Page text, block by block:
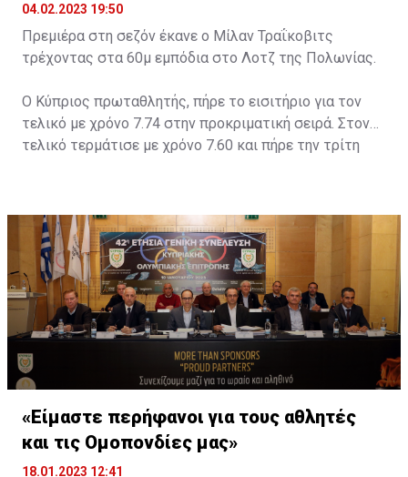
04.02.2023 19:50
Πρεμιέρα στη σεζόν έκανε ο Μίλαν Τραΐκοβιτς
τρέχοντας στα 60μ εμπόδια στο Λοτζ της Πολωνίας.
Ο Κύπριος πρωταθλητής, πήρε το εισιτήριο για τον
τελικό με χρόνο 7.74 στην προκριματική σειρά. Στον
τελικό τερμάτισε με χρόνο 7.60 και πήρε την τρίτη
«Είμαστε περήφανοι για τους αθλητές
και τις Ομοπονδίες μας»
18.01.2023 12:41